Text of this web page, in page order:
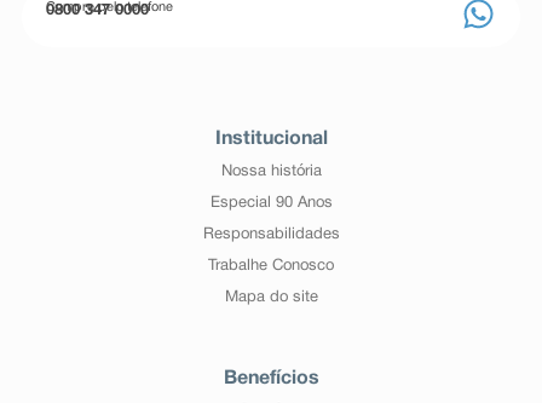
Compre pelo telefone
0800 347 0000
Institucional
Nossa história
Especial 90 Anos
Responsabilidades
Trabalhe Conosco
Mapa do site
Benefícios